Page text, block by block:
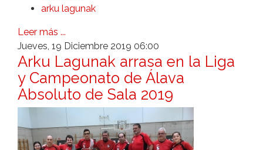
arku lagunak
Leer más ...
Jueves, 19 Diciembre 2019 06:00
Arku Lagunak arrasa en la Liga
y Campeonato de Álava
Absoluto de Sala 2019